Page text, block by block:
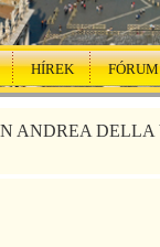
HÍREK FÓRUM
ANDREA